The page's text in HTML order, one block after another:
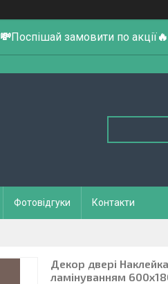
💸Поспішай замовити по акції🔥
Фотовідгуки Контакти
Декор двері
ламінуванням